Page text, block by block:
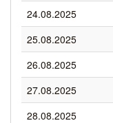
24.08.2025
25.08.2025
26.08.2025
27.08.2025
28.08.2025